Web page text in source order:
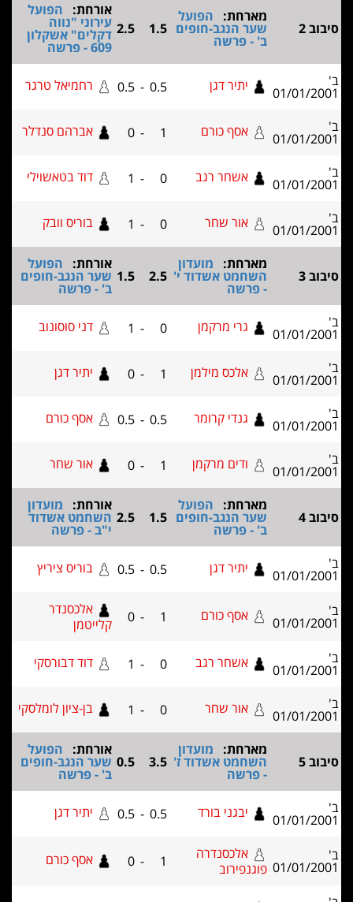
2
מארחת:הפועל
שער הנגב-חופים
ב' - פרשה
1.5
2.5
אורחת:הפועל
עירוני "נווה
דקלים" אשקלון
01/01/ יתיר דגן 0.5 רחמיאל טרגר
01/01/ אסף כורם 0 אברהם סנדלר
01/01/ אשחר רגב 1 דוד בטאשוילי
01/01/ אור שחר 1 בוריס וובק
3
מארחת:מועדון
השחמט אשדוד י'
- פרשה
2.5
1.5
אורחת:הפועל
שער הנגב-חופים
ב' - פרשה
01/01/ גרי מרקמן 1 דני סוסונוב
01/01/ אלכס מילמן 1
0 יתיר דגן
01/01/ גנדי קרומר 0.5
0.5 אסף כורם
01/01/ ודים מרקמן 1
0 אור שחר
4
מארחת:הפועל
שער הנגב-חופים
ב' - פרשה
1.5
2.5
אורחת:מועדון
השחמט אשדוד
י"ב - פרשה
01/01/ יתיר דגן 0.5 בוריס ציריץ
01/01/ אסף כורם 0
אלכסנדר
קלייטמן
01/01/ אשחר רגב 1 דוד דבורסקי
01/01/ אור שחר 1 בן-ציון לומלסקי
5
מארחת:מועדון
השחמט אשדוד ז'
- פרשה
3.5
0.5
אורחת:הפועל
שער הנגב-חופים
ב' - פרשה
01/01/ יבגני בורד 0.5 יתיר דגן
01/01/
אלכסנדרה
פוגנפירוב
0 אסף כורם